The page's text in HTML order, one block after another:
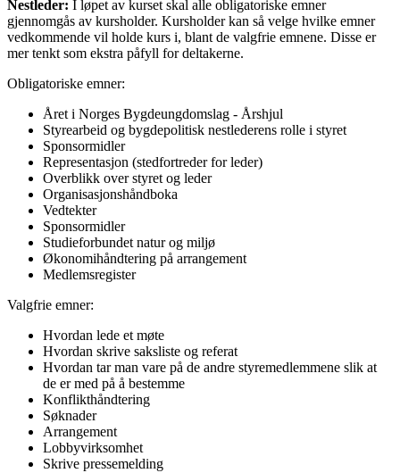
Nestleder: I løpet av kurset skal alle obligatoriske emner
gjennomgås av kursholder. Kursholder kan så velge hvilke emner
vedkommende vil holde kurs i, blant de valgfrie emnene. Disse er
mer tenkt som ekstra påfyll for deltakerne.
Obligatoriske emner:
Året i Norges Bygdeungdomslag - Årshjul
Styrearbeid og bygdepolitisk nestlederens rolle i styret
Sponsormidler
Representasjon (stedfortreder for leder)
Overblikk over styret og leder
Organisasjonshåndboka
Vedtekter
Sponsormidler
Studieforbundet natur og miljø
Økonomihåndtering på arrangement
Medlemsregister
Valgfrie emner:
Hvordan lede et møte
Hvordan skrive saksliste og referat
Hvordan tar man vare på de andre styremedlemmene slik at
de er med på å bestemme
Konflikthåndtering
Søknader
Arrangement
Lobbyvirksomhet
Skrive pressemelding